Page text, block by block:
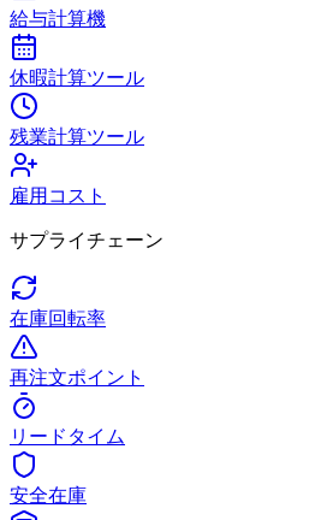
給与計算機
休暇計算ツール
残業計算ツール
雇用コスト
サプライチェーン
在庫回転率
再注文ポイント
リードタイム
安全在庫